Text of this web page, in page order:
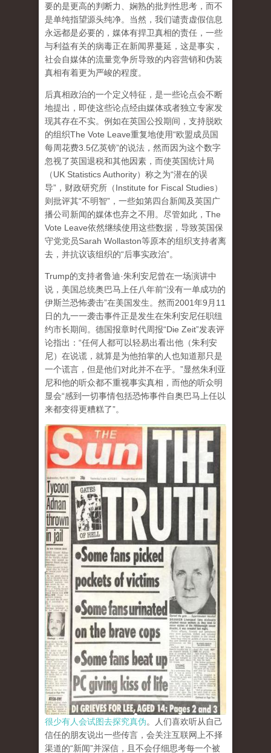
要的是更高的判断力、娴熟的批判性思考，而不
是单纯指望源头纯净。当然，我们谴责虚假信息
永远都是必要的，媒体有捍卫真相的责任，一些
与利益有关的病毒正在新闻界蔓延，这是事实，
社会自媒体的流量竞争所导致的内容营销和伪装
真相有着更为严峻的程度。
后真相政治的一个定义特征，是一些论点会不断
地提出，即使这些论点经由媒体或者独立专家发
现其存在不实。例如在英国公投期间，支持脱欧
的组织The Vote Leave重复地使用“欧盟成员国
每周花费3.5亿英镑”的说法，然而因为这个数字
忽视了英国退税和其他因素，而使英国统计局
（UK Statistics Authority）称之为“潜在的误
导”，财政研究所（Institute for Fiscal Studies）
则批评其“不明智”，一些如第四台新闻及英国广
播公司新闻的媒体也弃之不用。尽管如此，The
Vote Leave依然继续使用这些数据，导致英国保
守党党员Sarah Wollaston等原本的组织支持者离
去，并抗议该组织的“后事实政治”。
Trump的支持者鲁迪·朱利安尼曾在一场演讲中
说，美国总统奥巴马上任八年前“没有一单成功的
伊斯兰恐怖袭击”在美国发生。然而2001年9月11
日的九一一袭击事件正是发生在朱利安尼任职纽
约市长期间。德国报章时代周报“Die Zeit”发表评
论指出：“任何人都可以轻易出看出他（朱利安
尼）在说谎，就算是为他拍掌的人也知道那只是
一个谎言，但是他们对此并不在乎。”显然朱利亚
尼和他的听众都不重视事实真相，而他的听众明
显会“感到一切事情包括恐怖事件自奥巴马上任以
来都变得更糟糕了”。
很少有人会试图去探究真伪。人们喜欢听从自己
信任的朋友说出一些传言，会关注互联网上不择
渠道的“新闻”并深信，且不会仔细思考每一个被